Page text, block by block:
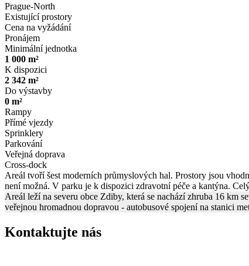
Prague-North
Existující prostory
Cena na vyžádání
Pronájem
Minimální jednotka
1 000 m²
K dispozici
2 342 m²
Do výstavby
0 m²
Rampy
Přímé vjezdy
Sprinklery
Parkování
Veřejná doprava
Cross-dock
Areál tvoří šest moderních průmyslových hal. Prostory jsou
není možná. V parku je k dispozici zdravotní péče a kantýna.
Areál leží na severu obce Zdiby, která se nachází zhruba 16 km
veřejnou hromadnou dopravou - autobusové spojení na stanici
Kontaktujte nás